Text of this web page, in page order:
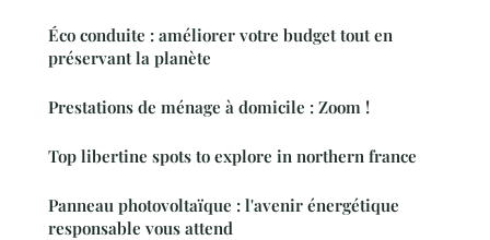
Éco conduite : améliorer votre budget tout en
préservant la planète
Prestations de ménage à domicile : Zoom !
Top libertine spots to explore in northern france
Panneau photovoltaïque : l'avenir énergétique
responsable vous attend